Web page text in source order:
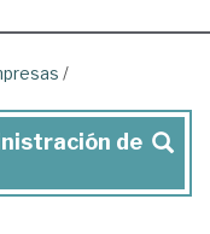
/
de